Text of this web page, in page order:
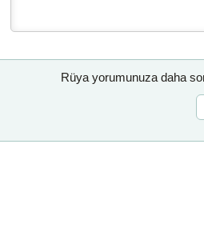
Rüya yorumunuza daha